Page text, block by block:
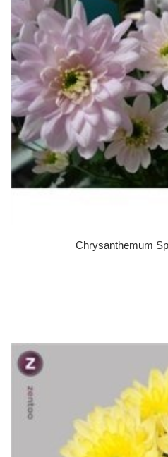
Chrysanthemum